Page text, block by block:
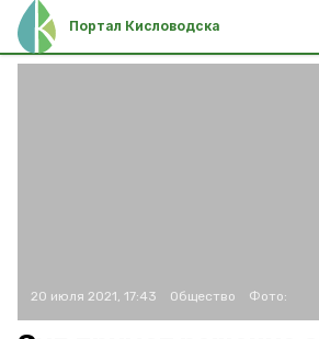
Портал Кисловодска
20 июля 2021, 17:43 Общество Фото: